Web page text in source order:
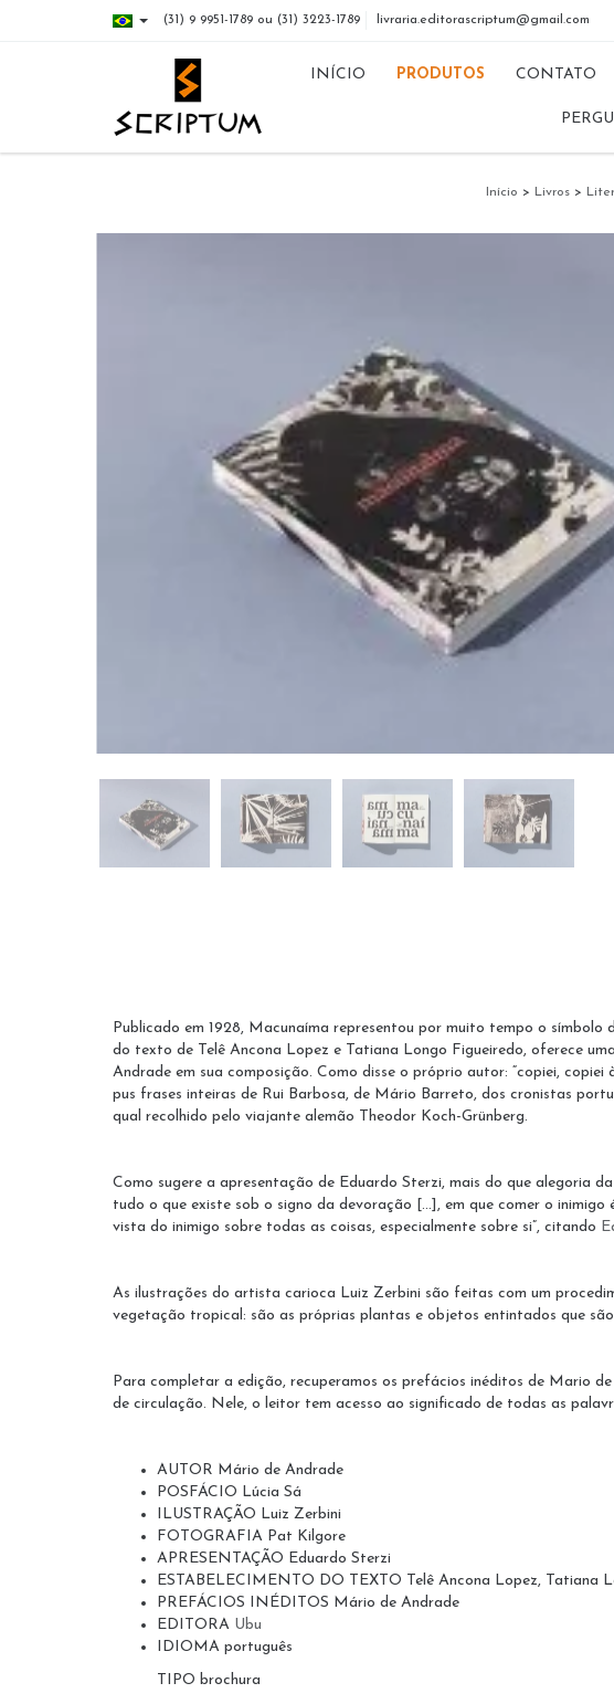
(31) 9 9951-1789 ou (31) 3223-1789 livraria.editorascriptum@gmail.com
INÍCIO PRODUTOS CONTATO
Início > Livros >
Publicado em 1928, Macunaíma representou por muito tempo o símbolo
do texto de Telê Ancona Lopez e Tatiana Longo Figueiredo, oferece
Andrade em sua composição. Como disse o próprio autor: “copiei,
pus frases inteiras de Rui Barbosa, de Mário Barreto, dos cronistas
qual recolhido pelo viajante alemão Theodor Koch-Grünberg.
Como sugere a apresentação de Eduardo Sterzi, mais do que alegoria
tudo o que existe sob o signo da devoração [...], em que comer o
vista do inimigo sobre todas as coisas, especialmente sobre si”, citando
As ilustrações do artista carioca Luiz Zerbini são feitas com um
vegetação tropical: são as próprias plantas e objetos entintados que
Para completar a edição, recuperamos os prefácios inéditos de Mario
de circulação. Nele, o leitor tem acesso ao significado de todas as
AUTOR Mário de Andrade
POSFÁCIO Lúcia Sá
ILUSTRAÇÃO Luiz Zerbini
FOTOGRAFIA Pat Kilgore
APRESENTAÇÃO Eduardo Sterzi
ESTABELECIMENTO DO TEXTO Telê Ancona Lopez, Tatiana
PREFÁCIOS INÉDITOS Mário de Andrade
EDITORA Ubu
IDIOMA português
TIPO brochura